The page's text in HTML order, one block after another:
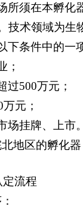
所须在本孵
技术领域为
下条件中的一
；
过500万元；
元；
场挂牌、上市
地区的孵化
流程